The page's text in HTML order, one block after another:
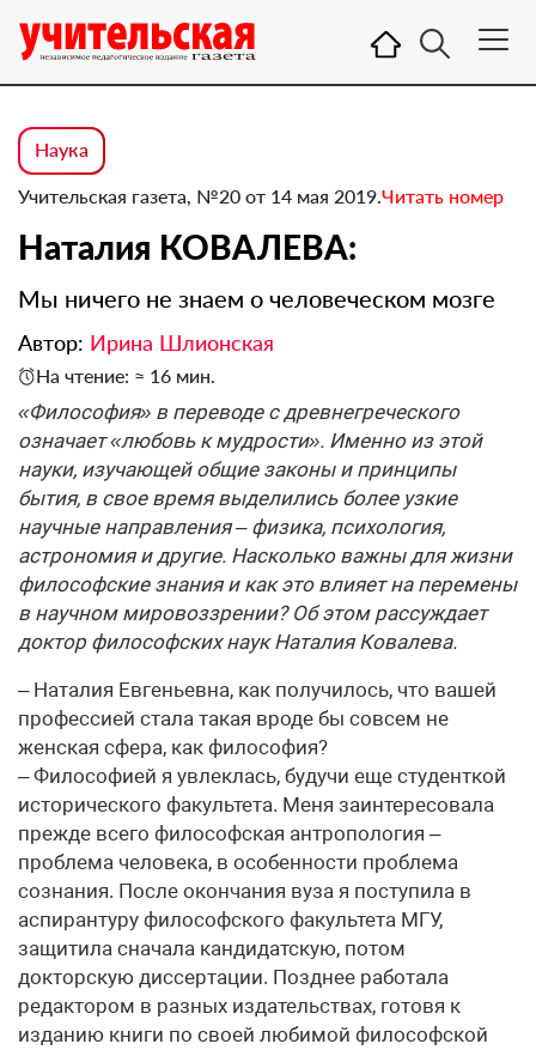
Наука
Учительская газета, №20 от 14 мая 2019.Читать номер
Наталия КОВАЛЕВА:
Мы ничего не знаем о человеческом мозге
Автор: Ирина Шлионская
На чтение: ≈ 16 мин.
«Философия» в переводе с древнегреческого
означает «любовь к мудрости». Именно из этой
науки, изучающей общие законы и принципы
бытия, в свое время выделились более узкие
научные направления – физика, психология,
астрономия и другие. Насколько важны для жизни
философские знания и как это влияет на перемены
в научном мировоззрении? Об этом рассуждает
доктор философских наук Наталия Ковалева.
– Наталия Евгеньевна, как получилось, что вашей
профессией стала такая вроде бы совсем не
женская сфера, как философия?
– Философией я увлеклась, будучи еще студенткой
исторического факультета. Меня заинтересовала
прежде всего философская антропология –
проблема человека, в особенности проблема
сознания. После окончания вуза я поступила в
аспирантуру философского факультета МГУ,
защитила сначала кандидатскую, потом
докторскую диссертации. Позднее работала
редактором в разных издательствах, готовя к
изданию книги по своей любимой философской